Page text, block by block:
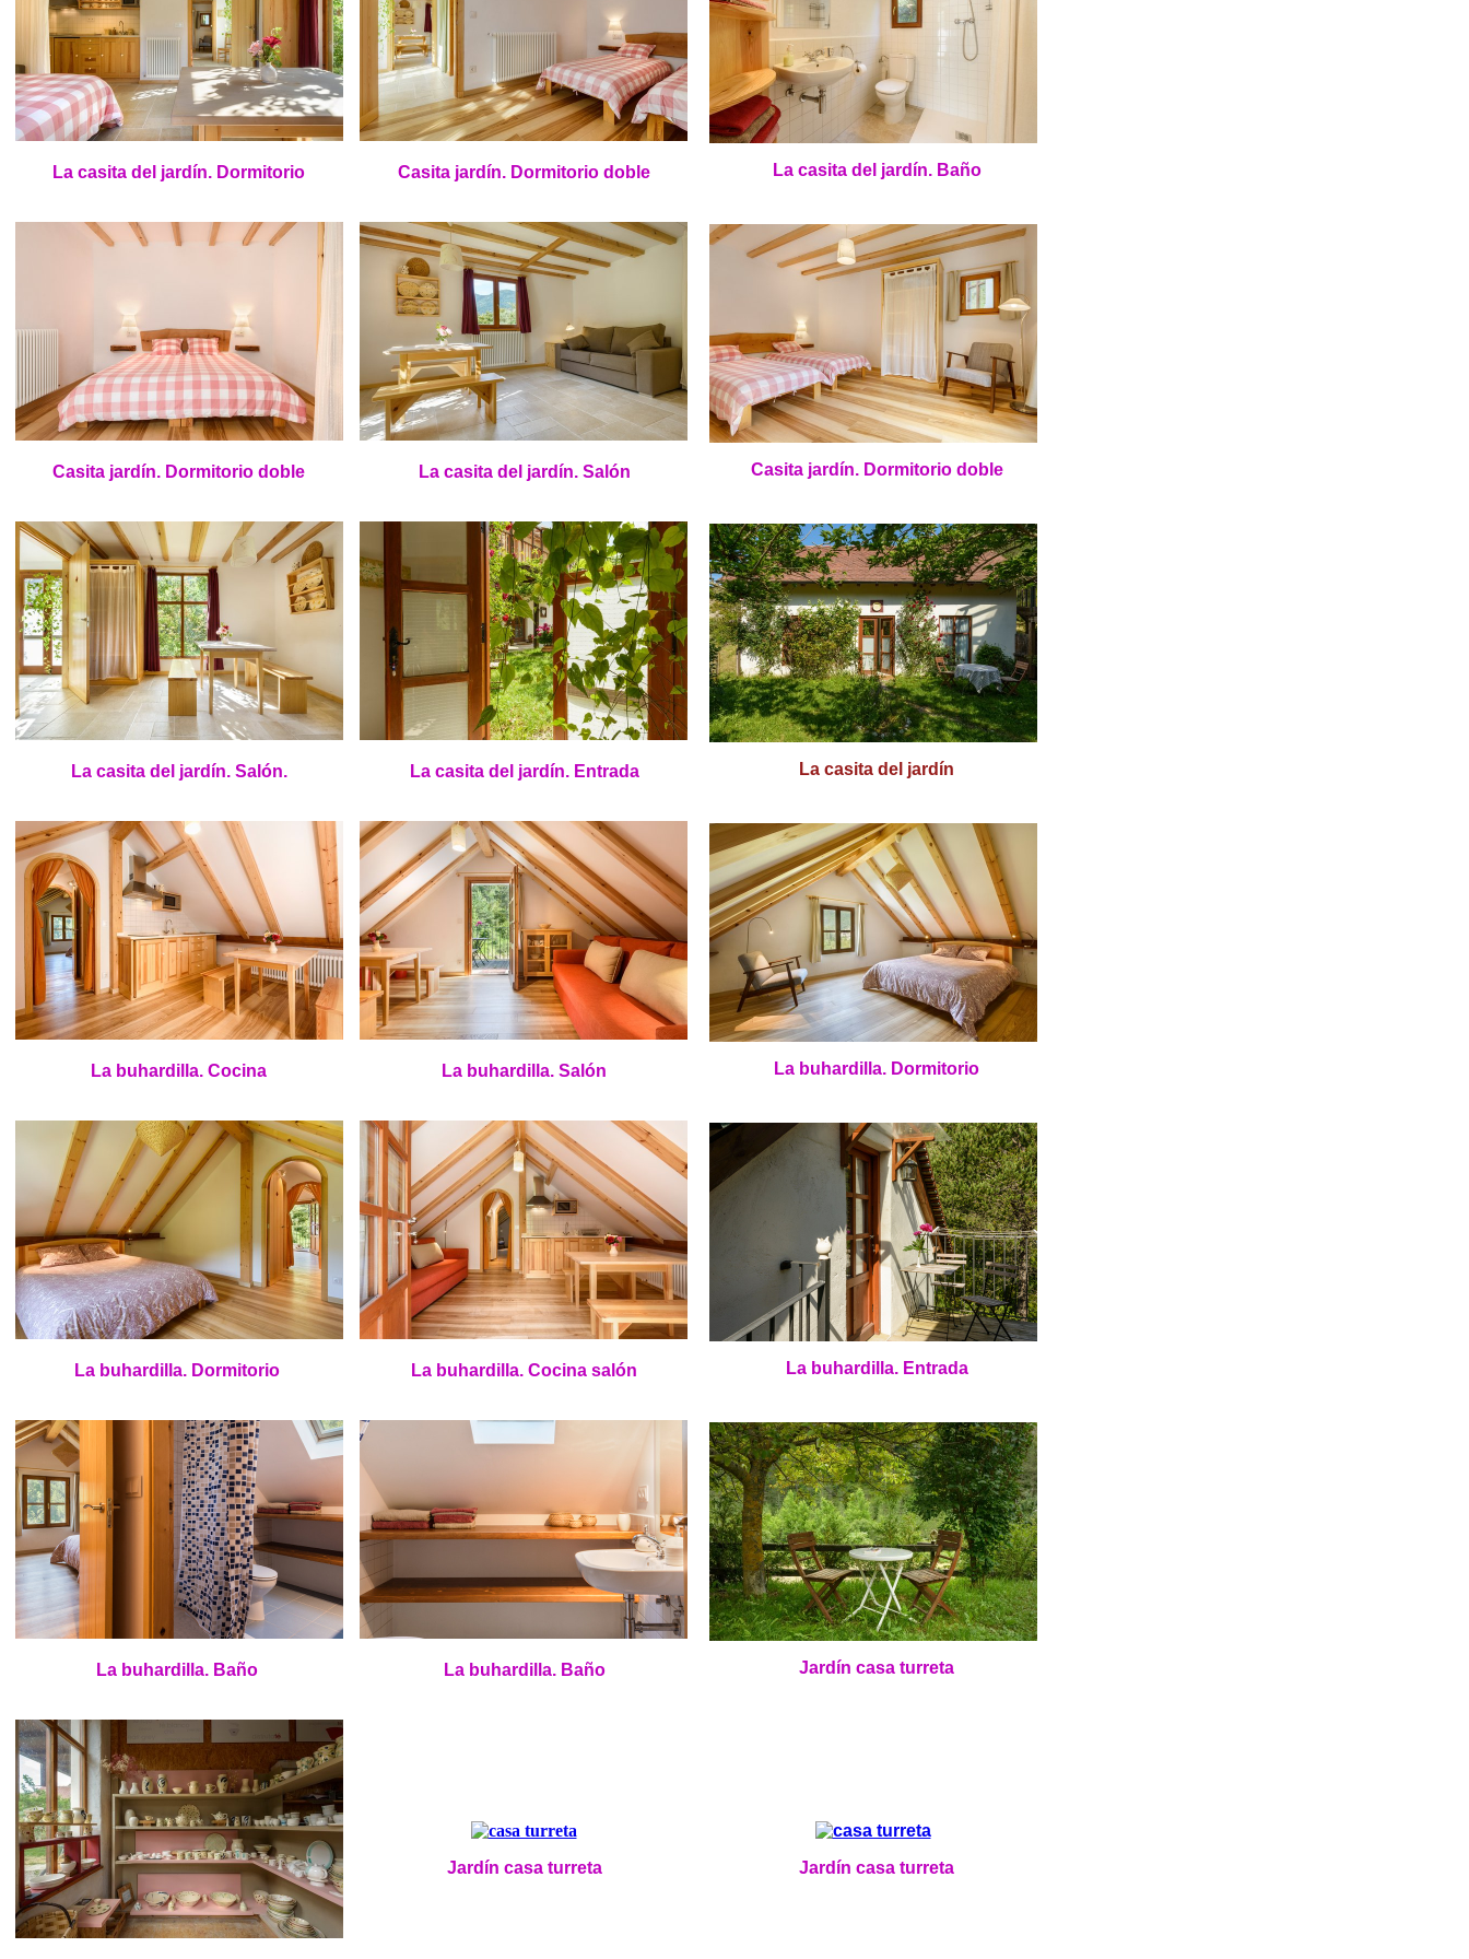
La casita del jardín. Dormitorio Casita jardín. Dormitorio doble La casita del jardín. Baño
Casita jardín. Dormitorio doble La casita del jardín. Salón Casita jardín. Dormitorio doble
La casita del jardín. Salón. La casita del jardín. Entrada La casita del jardín
La buhardilla. Cocina La buhardilla. Salón La buhardilla. Dormitorio
La buhardilla. Dormitorio La buhardilla. Cocina salón La buhardilla. Entrada
La buhardilla. Baño La buhardilla. Baño Jardín casa turreta
Jardín casa turreta Jardín casa turreta